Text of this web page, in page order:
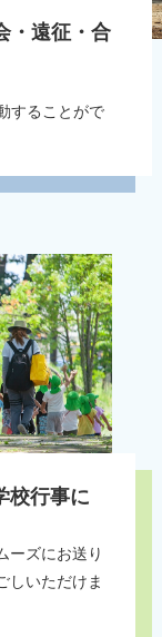
・遠征・合
することがで
校行事に
ーズにお送り
しいただけま